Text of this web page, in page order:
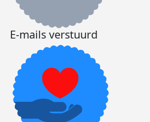
E-mails verstuurd